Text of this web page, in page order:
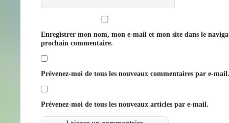
Enregistrer mon nom, mon e-mail et mon site dans le
prochain commentaire.
Prévenez-moi de tous les nouveaux commentaires par e-mail.
Prévenez-moi de tous les nouveaux articles par e-mail.